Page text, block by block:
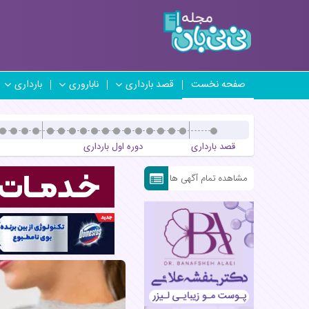
صفحه نخست قصد بارداری ناباروری بارداری
قصد بارداری دوره اول بارداری
مشاهده تمام آگهی ها